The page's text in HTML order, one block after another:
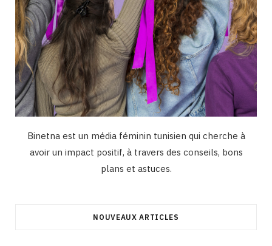
Binetna est un média féminin tunisien qui cherche à
avoir un impact positif, à travers des conseils, bons
plans et astuces.
NOUVEAUX ARTICLES